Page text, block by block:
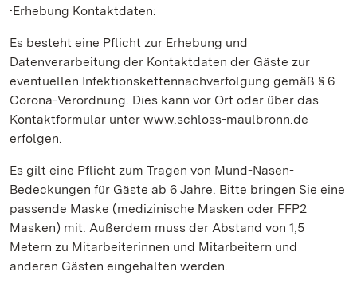
•Erhebung Kontaktdaten:
Es besteht eine Pflicht zur Erhebung und
Datenverarbeitung der Kontaktdaten der Gäste zur
eventuellen Infektionskettennachverfolgung gemäß § 6
Corona-Verordnung. Dies kann vor Ort oder über das
Kontaktformular unter www.schloss-maulbronn.de
erfolgen.
Es gilt eine Pflicht zum Tragen von Mund-Nasen-
Bedeckungen für Gäste ab 6 Jahre. Bitte bringen Sie eine
passende Maske (medizinische Masken oder FFP2
Masken) mit. Außerdem muss der Abstand von 1,5
Metern zu Mitarbeiterinnen und Mitarbeitern und
anderen Gästen eingehalten werden.